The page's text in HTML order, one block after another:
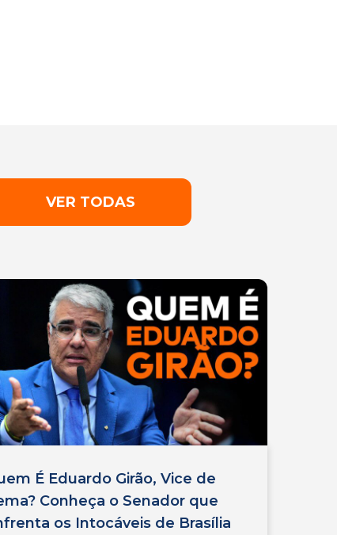
VER TODAS
É Eduardo Girão, Vice de
Conheça o Senador que
os Intocáveis de Brasília